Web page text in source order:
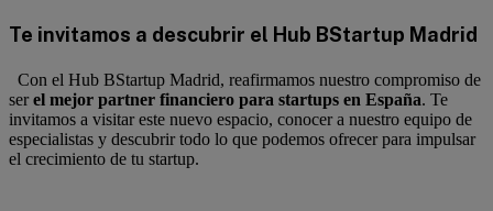
Te invitamos a descubrir el Hub BStartup Madrid
Con el Hub BStartup Madrid, reafirmamos nuestro compromiso de
serel mejor partner financiero para startups en España. Te
invitamos a visitar este nuevo espacio, conocer a nuestro equipo de
especialistas y descubrir todo lo que podemos ofrecer para impulsar
el crecimiento de tu startup.